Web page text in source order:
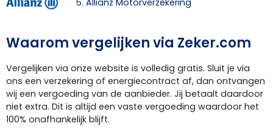
Waarom vergelijken via Zeker.com
Vergelijken via onze website is volledig gratis. Sluit je via
ons een verzekering of energiecontract af, dan ontvangen
wij een vergoeding van de aanbieder. Jij betaalt daardoor
niet extra. Dit is altijd een vaste vergoeding waardoor het
100% onafhankelijk blijft.